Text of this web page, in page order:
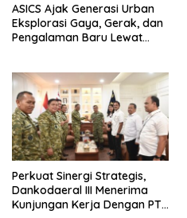
ASICS Ajak Generasi Urban
Eksplorasi Gaya, Gerak, dan
Pengalaman Baru Lewat
Perkuat Sinergi Strategis,
Dankodaeral III Menerima
Kunjungan Kerja Dengan PT